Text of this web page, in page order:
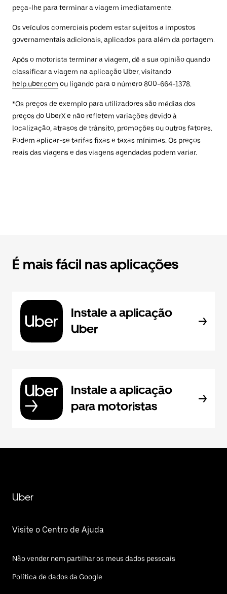
peça-lhe para terminar a viagem imediatamente.
Os veículos comerciais podem estar sujeitos a impostos
governamentais adicionais, aplicados para além da portagem.
Após o motorista terminar a viagem, dê a sua opinião quando
classificar a viagem na aplicação Uber, visitando
help.uber.com ou ligando para o número 800-664-1378.
*Os preços de exemplo para utilizadores são médias dos
preços do UberX e não refletem variações devido à
localização, atrasos de trânsito, promoções ou outros fatores.
Podem aplicar-se tarifas fixas e taxas mínimas. Os preços
reais das viagens e das viagens agendadas podem variar.
É mais fácil nas aplicações
Instale a aplicação
Uber
Instale a aplicação
para motoristas
Uber
Visite o Centro de Ajuda
Não vender nem partilhar os meus dados pessoais
Política de dados da Google